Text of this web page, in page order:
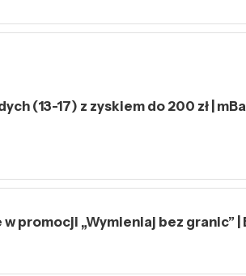
(13-17) z zyskiem do 200 zł |
promocji „Wymieniaj bez granic” |